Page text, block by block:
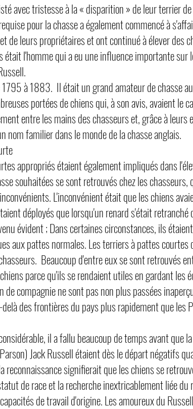
avec tristesse à la « disparition » de leur terrier
pour la chasse a également commencé à
de leurs propriétaires et ont continué à élever des
était l'homme qui a eu une influence importante
à 1883. Il était un grand amateur de chasse
portées de chiens qui, à son avis, avaient le
entre les mains des chasseurs et, grâce à leurs
nom familier dans le monde de la chasse anglais.
appropriés étaient également impliqués dans
souhaitées se sont retrouvés chez les
L'inconvénient était que les chiens
déployés que lorsqu'un renard s'était
évident ; Dans certaines circonstances, ils
aux pattes normales. Les terriers à pattes
Beaucoup d'entre eux se sont retrouvés
parce qu'ils se rendaient utiles en gardant les
compagnie ne sont pas non plus passées
des frontières du pays plus rapidement que les
il a fallu beaucoup de temps avant que
Jack Russell étaient dès le départ négatifs
reconnaissance signifierait que les chiens se
de race et la recherche inextricablement liée
de travail d'origine. Les amoureux du